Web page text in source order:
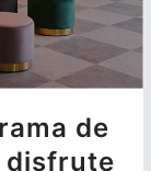
de
disfrute